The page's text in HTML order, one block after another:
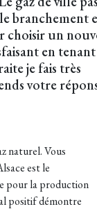
branchement
choisir un
en tenant
je fais très
votre
naturel. Vous
est le
pour la production
positif démontre